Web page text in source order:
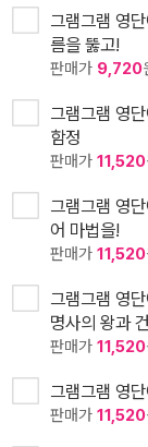
그램그램 영
름을 뚫고!
판매가 9,720
그램그램 영
함정
판매가 11,520
그램그램 영
어 마법을!
판매가 11,520
그램그램 영
명사의 왕과
판매가 11,520
그램그램 영
판매가 11,520